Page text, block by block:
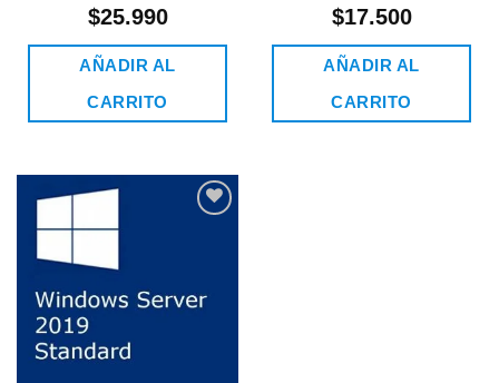
$25.990
AÑADIR AL
CARRITO
$17.500
AÑADIR AL
CARRITO